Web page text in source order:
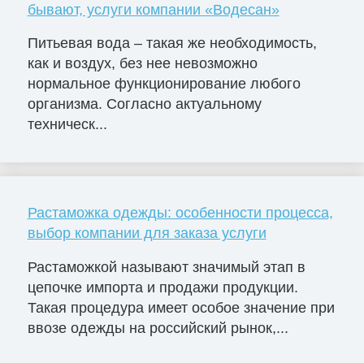
бывают, услуги компании «Водесан»
Питьевая вода – такая же необходимость,
как и воздух, без нее невозможно
нормальное функционирование любого
организма. Согласно актуальному
техническ...
Растаможка одежды: особенности процесса,
выбор компании для заказа услуги
Растаможкой называют значимый этап в
цепочке импорта и продажи продукции.
Такая процедура имеет особое значение при
ввозе одежды на российский рынок,...